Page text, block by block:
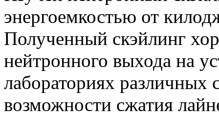
энергоемкостью от
Полученный скэйлинг
нейтронного выхода на
лабораториях различных
возможности сжатия